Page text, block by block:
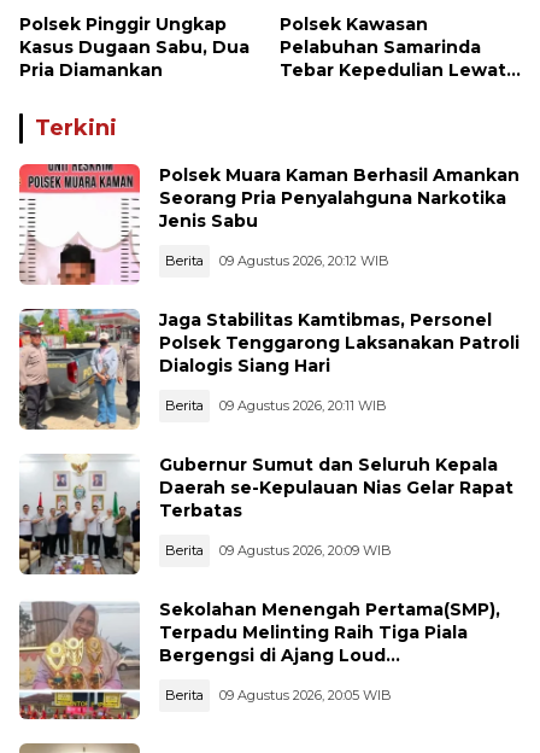
Polsek Pinggir Ungkap
Kasus Dugaan Sabu, Dua
Pria Diamankan
Polsek Kawasan
Pelabuhan Samarinda
Tebar Kepedulian Lewat
Terkini
Polsek Muara Kaman Berhasil Amankan
Seorang Pria Penyalahguna Narkotika
Jenis Sabu
Berita 09 Agustus 2026, 20:12 WIB
Jaga Stabilitas Kamtibmas, Personel
Polsek Tenggarong Laksanakan Patroli
Dialogis Siang Hari
Berita 09 Agustus 2026, 20:11 WIB
Gubernur Sumut dan Seluruh Kepala
Daerah se-Kepulauan Nias Gelar Rapat
Terbatas
Berita 09 Agustus 2026, 20:09 WIB
Sekolahan Menengah Pertama(SMP),
Terpadu Melinting Raih Tiga Piala
Bergengsi di Ajang Loud
Berita 09 Agustus 2026, 20:05 WIB